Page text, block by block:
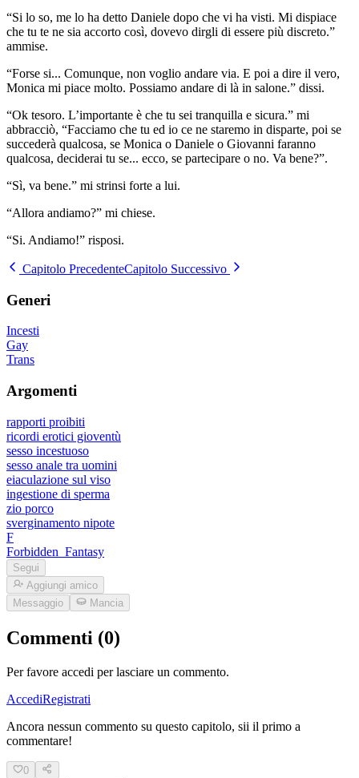
“Si lo so, me lo ha detto Daniele dopo che vi ha visti. Mi dispiace
che tu te ne sia accorto così, dovevo dirgli di essere più discreto.”
ammise.
“Forse si... Comunque, non voglio andare via. E poi a dire il vero,
Monica mi piace molto. Possiamo andare di là in salone.” dissi.
“Ok tesoro. L’importante è che tu sei tranquilla e sicura.” mi
abbracciò, “Facciamo che tu ed io ce ne staremo in disparte, poi se
succederà qualcosa, se Monica o Daniele o Giovanni faranno
qualcosa, deciderai tu se... ecco, se partecipare o no. Va bene?”.
“Sì, va bene.” mi strinsi forte a lui.
“Allora andiamo?” mi chiese.
“Si. Andiamo!” risposi.
Capitolo PrecedenteCapitolo Successivo
Generi
Incesti
Gay
Trans
Argomenti
rapporti proibiti
ricordi erotici gioventù
sesso incestuoso
sesso anale tra uomini
eiaculazione sul viso
ingestione di sperma
zio porco
sverginamento nipote
F
Forbidden_Fantasy
Segui
Aggiungi amico
Messaggio
Mancia
Commenti (0)
Per favore accedi per lasciare un commento.
AccediRegistrati
Ancora nessun commento su questo capitolo, sii il primo a
commentare!
0